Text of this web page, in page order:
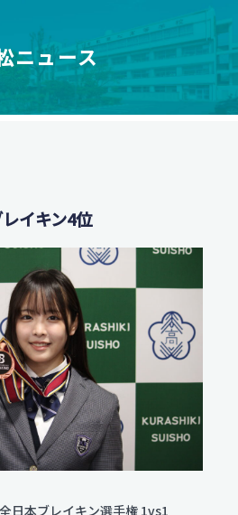
ース
ス
ース
ース
う
情報
ま
ニュース
イキン4位
⽇本ブレイキン選⼿権 1vs1